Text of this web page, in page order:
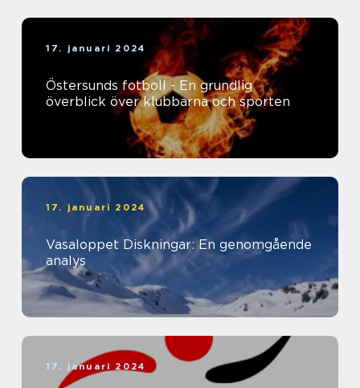
17. januari 2024
Östersunds fotboll - En grundlig
överblick över klubbarna och sporten
17. januari 2024
Vasaloppet Diskningar: En genomgående
analys
17. januari 2024